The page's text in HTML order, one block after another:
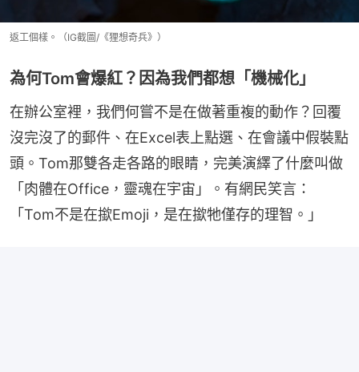
返工個樣。（IG截圖/《狸想奇兵》）
為何Tom會爆紅？因為我們都想「機械化」
在辦公室裡，我們何嘗不是在做著重複的動作？回覆
沒完沒了的郵件、在Excel表上點選、在會議中假裝點
頭。Tom那雙各走各路的眼睛，完美演繹了什麼叫做
「肉體在Office，靈魂在宇宙」。有網民笑言：
「Tom不是在撳Emoji，是在撳牠僅存的理智。」